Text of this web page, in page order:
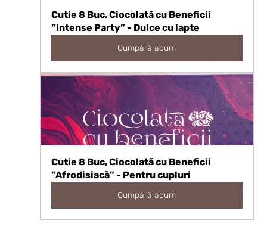
Cutie 8 Buc, Ciocolată cu Beneficii
”Intense Party” - Dulce cu lapte
Cumpără acum
Cutie 8 Buc, Ciocolată cu Beneficii
”Afrodisiacă” - Pentru cupluri
Cumpără acum